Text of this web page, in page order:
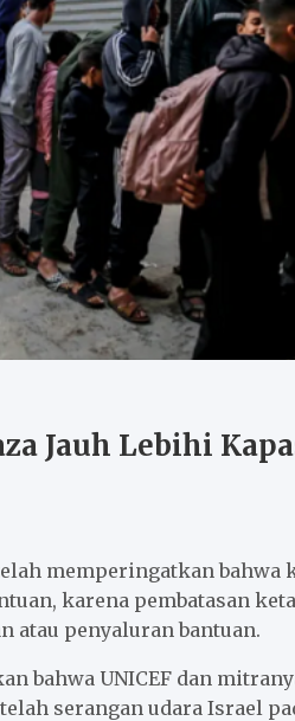
Jauh Lebihi
memperingatkan bahwa
karena pembatasan
atau penyaluran bantuan.
bahwa UNICEF dan
serangan udara Israel